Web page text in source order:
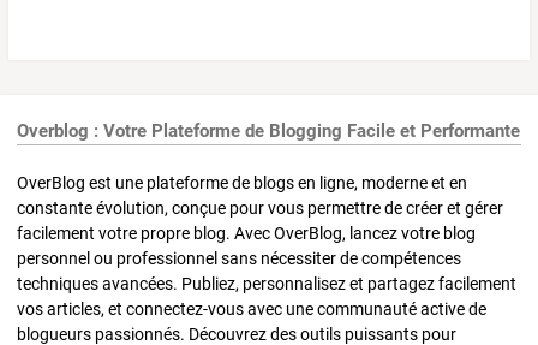
Overblog : Votre Plateforme de Blogging Facile et Performante
OverBlog est une plateforme de blogs en ligne, moderne et en
constante évolution, conçue pour vous permettre de créer et gérer
facilement votre propre blog. Avec OverBlog, lancez votre blog
personnel ou professionnel sans nécessiter de compétences
techniques avancées. Publiez, personnalisez et partagez facilement
vos articles, et connectez-vous avec une communauté active de
blogueurs passionnés. Découvrez des outils puissants pour